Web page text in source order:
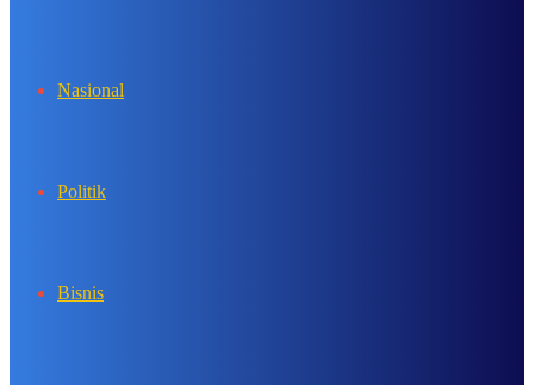
Nasional
Politik
Bisnis